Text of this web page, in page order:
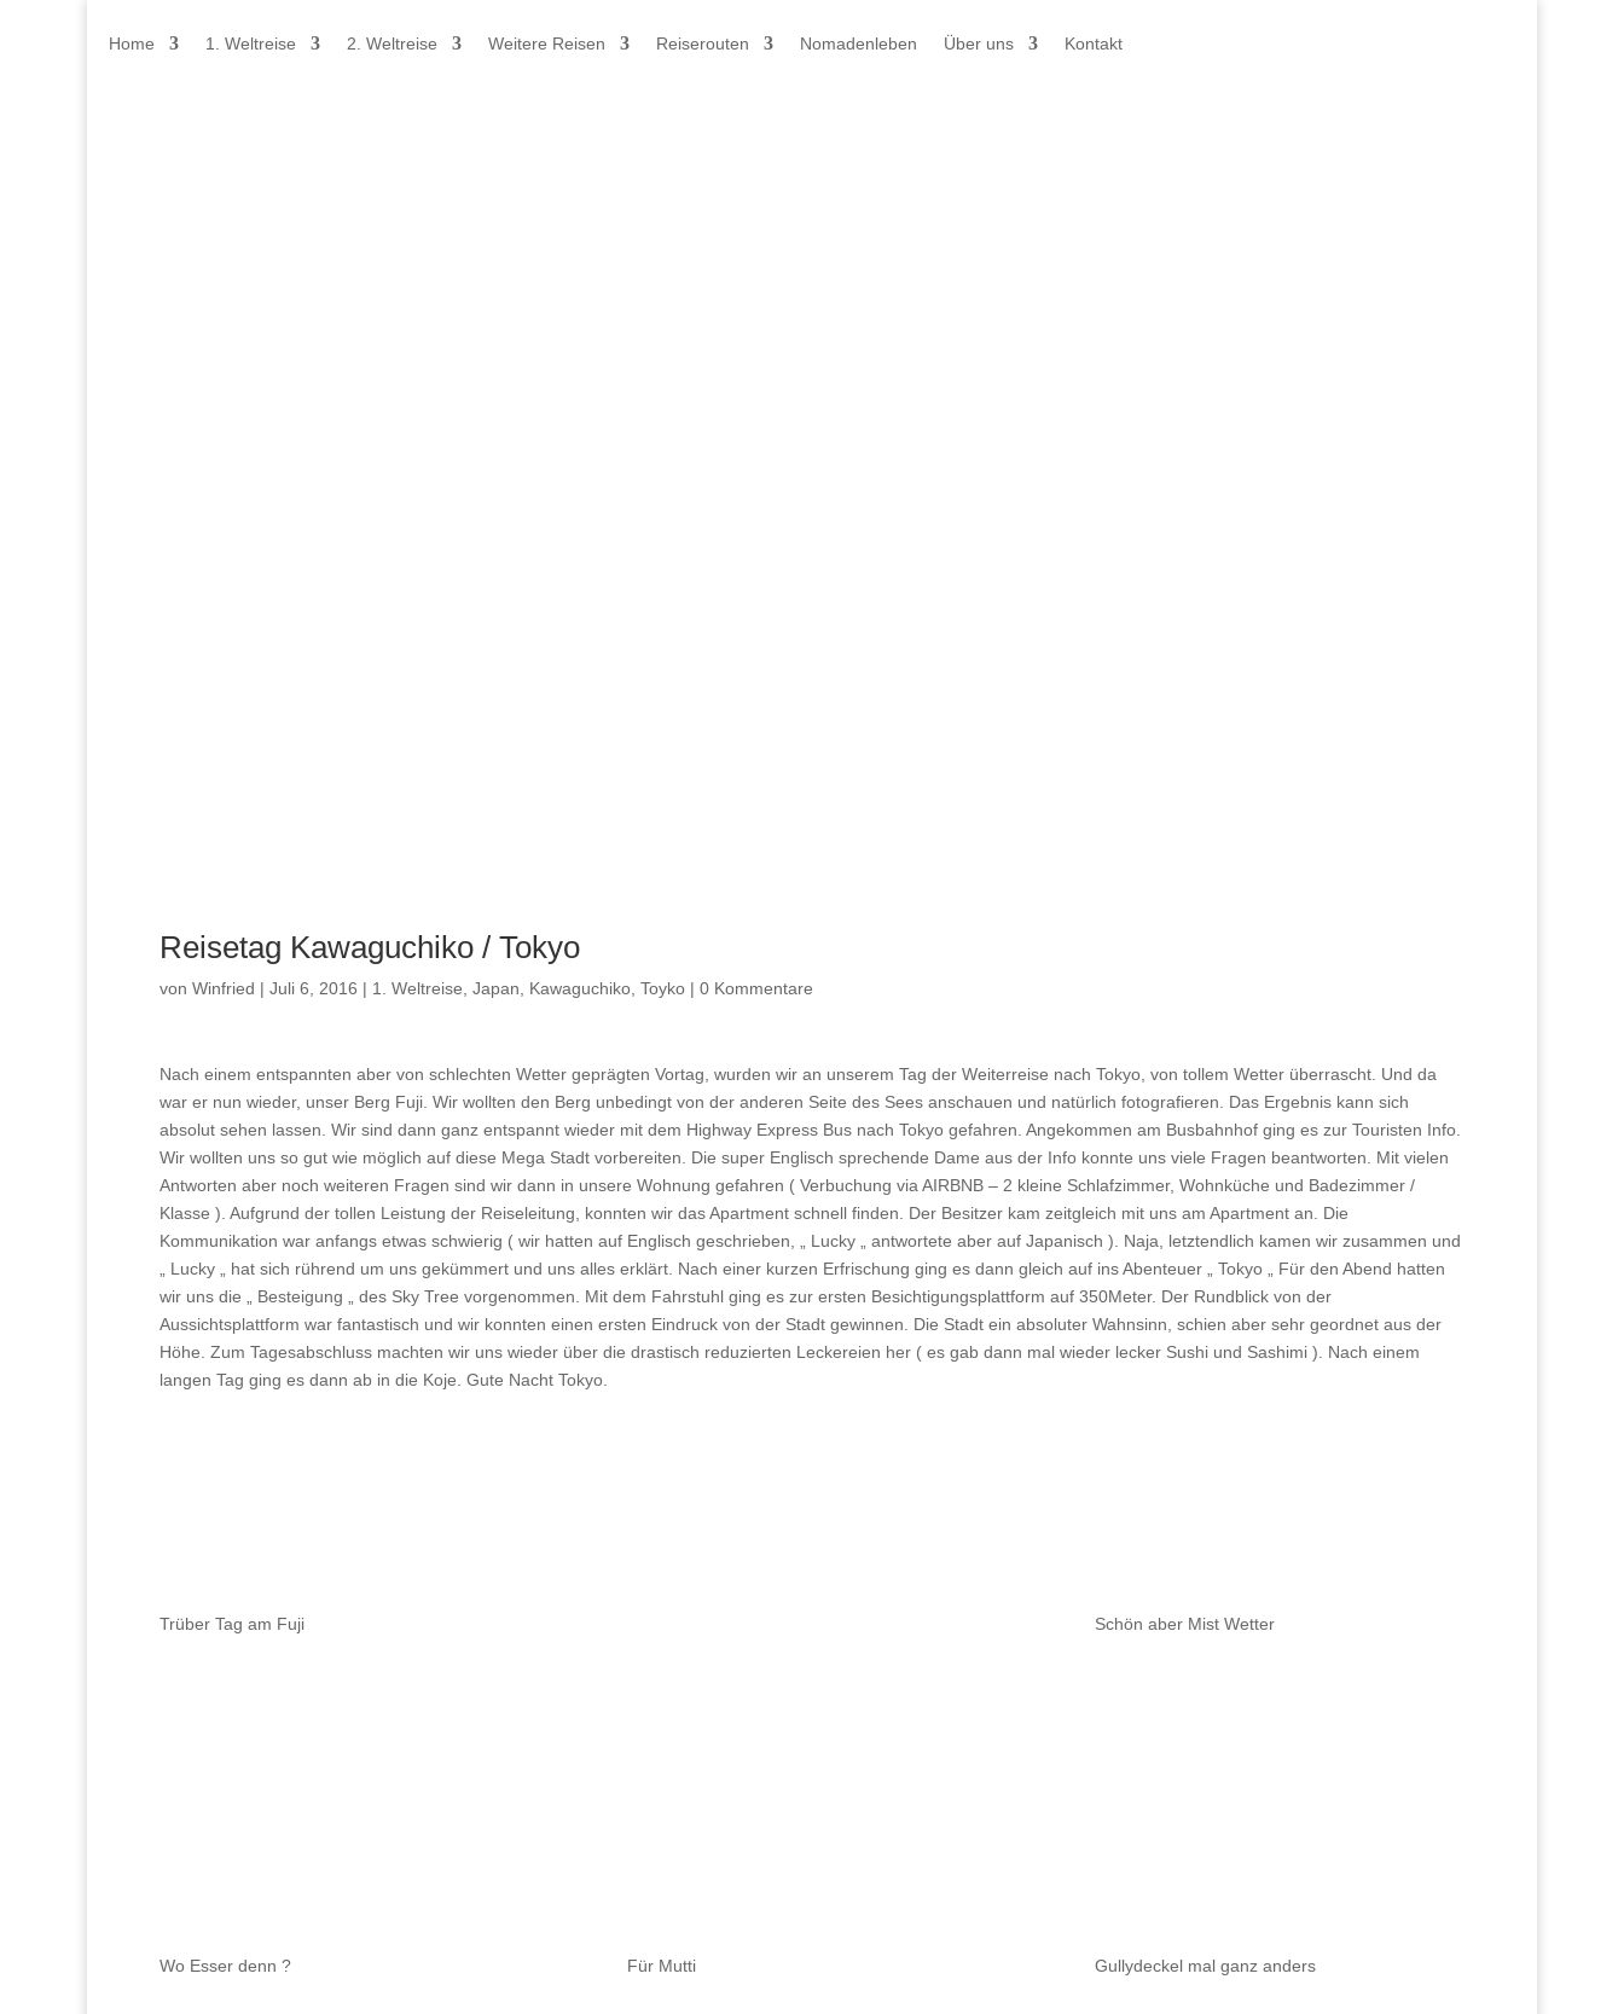
Home 1. Weltreise 2. Weltreise Weitere Reisen Reiserouten Nomadenleben Über uns Kontakt
Reisetag Kawaguchiko / Tokyo
von Winfried | Juli 6, 2016 | 1. Weltreise Japan Kawaguchiko Toyko | 0 Kommentare
Nach einem entspannten aber von schlechten Wetter geprägten Vortag, wurden wir an unserem Tag der Weiterreise nach Tokyo, von tollem Wetter überrascht. Und da
war er nun wieder, unser Berg Fuji. Wir wollten den Berg unbedingt von der anderen Seite des Sees anschauen und natürlich fotografieren. Das Ergebnis kann sich
absolut sehen lassen. Wir sind dann ganz entspannt wieder mit dem Highway Express Bus nach Tokyo gefahren. Angekommen am Busbahnhof ging es zur Touristen Info.
Wir wollten uns so gut wie möglich auf diese Mega Stadt vorbereiten. Die super Englisch sprechende Dame aus der Info konnte uns viele Fragen beantworten. Mit vielen
Antworten aber noch weiteren Fragen sind wir dann in unsere Wohnung gefahren ( Verbuchung via AIRBNB – 2 kleine Schlafzimmer, Wohnküche und Badezimmer /
Klasse ). Aufgrund der tollen Leistung der Reiseleitung, konnten wir das Apartment schnell finden. Der Besitzer kam zeitgleich mit uns am Apartment an. Die
Kommunikation war anfangs etwas schwierig ( wir hatten auf Englisch geschrieben, „ Lucky „ antwortete aber auf Japanisch ). Naja, letztendlich kamen wir zusammen und
„ Lucky „ hat sich rührend um uns gekümmert und uns alles erklärt. Nach einer kurzen Erfrischung ging es dann gleich auf ins Abenteuer „ Tokyo „ Für den Abend hatten
wir uns die „ Besteigung „ des Sky Tree vorgenommen. Mit dem Fahrstuhl ging es zur ersten Besichtigungsplattform auf 350Meter. Der Rundblick von der
Aussichtsplattform war fantastisch und wir konnten einen ersten Eindruck von der Stadt gewinnen. Die Stadt ein absoluter Wahnsinn, schien aber sehr geordnet aus der
Höhe. Zum Tagesabschluss machten wir uns wieder über die drastisch reduzierten Leckereien her ( es gab dann mal wieder lecker Sushi und Sashimi ). Nach einem
langen Tag ging es dann ab in die Koje. Gute Nacht Tokyo.
Trüber Tag am Fuji Schön aber Mist Wetter
Wo Esser denn ? Für Mutti Gullydeckel mal ganz anders